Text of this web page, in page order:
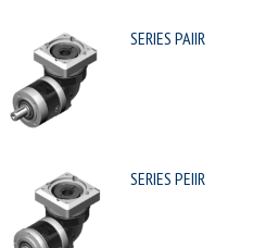
SERIES PAIIR
SERIES PEIIR